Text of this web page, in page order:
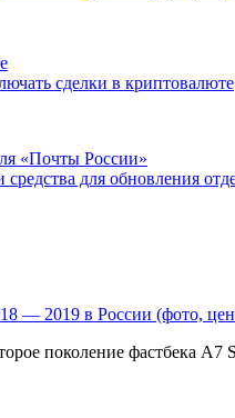
сделки в криптовалюте
для обновления
— 2019 в России (фото,
поколение фастбека